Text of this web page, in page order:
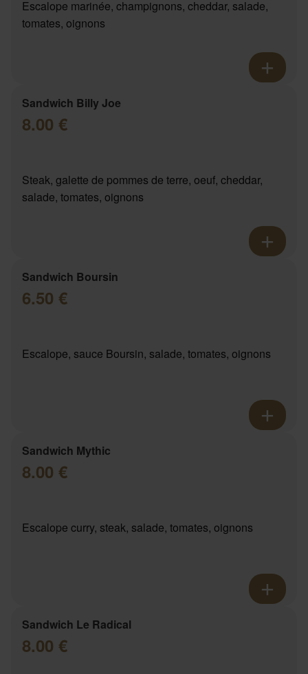
Escalope marinée, champignons, cheddar, salade,
tomates, oignons
Sandwich Billy Joe
8.00 €
Steak, galette de pommes de terre, oeuf, cheddar,
salade, tomates, oignons
Sandwich Boursin
6.50 €
Escalope, sauce Boursin, salade, tomates, oignons
Sandwich Mythic
8.00 €
Escalope curry, steak, salade, tomates, oignons
Sandwich Le Radical
8.00 €